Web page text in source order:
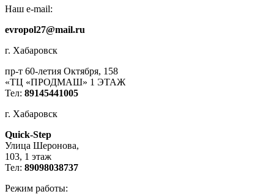
Наш e-mail:
evropol27@mail.ru
г. Хабаровск
пр-т 60-летия Октября, 158
«ТЦ «ПРОДМАШ» 1 ЭТАЖ
Тел: 89145441005
г. Хабаровск
Quick-Step
​Улица Шеронова,
103, ​1 этаж
Тел: 89098038737
Режим работы: